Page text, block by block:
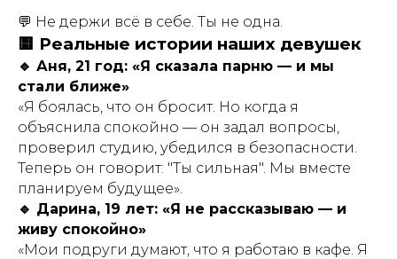
💬 Не держи всё в себе. Ты не одна.
🟨 Реальные истории наших девушек
🔹 Аня, 21 год: «Я сказала парню — и мы
стали ближе»
«Я боялась, что он бросит. Но когда я
объяснила спокойно — он задал вопросы,
проверил студию, убедился в безопасности.
Теперь он говорит: "Ты сильная". Мы вместе
планируем будущее».
🔹 Дарина, 19 лет: «Я не рассказываю — и
живу спокойно»
«Мои подруги думают, что я работаю в кафе. Я